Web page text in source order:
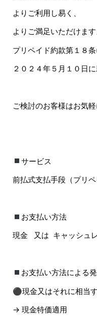
よりご利用し易く、
よりご満足いただけます
プリペイド約款第１８
２０２４年５月１０日
ご検討のお客様はお気
サービス
前払式支払手段（プリペ
お支払い方法
現金
又は キャッシュ
お支払い方法による
⚫︎現金又はそれに相当
→ 現金特価適用